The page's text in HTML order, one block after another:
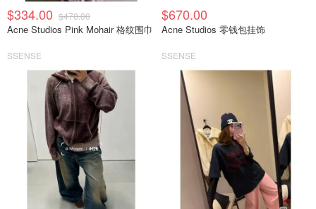
$334.00 $470.00
Acne Studios Pink Mohair 格纹围巾
SSENSE
$670.00
Acne Studios 零钱包挂饰
SSENSE